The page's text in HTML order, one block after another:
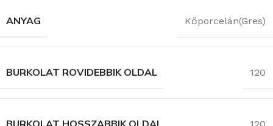
ANYAG Kőporcelán(Gres)
BURKOLAT ROVIDEBBIK OLDAL 120
BURKOLAT HOSSZABBIK OLDAL 120